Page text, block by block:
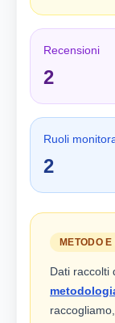
Recensioni
2
Ruoli
2
METODO E
Dati raccolti